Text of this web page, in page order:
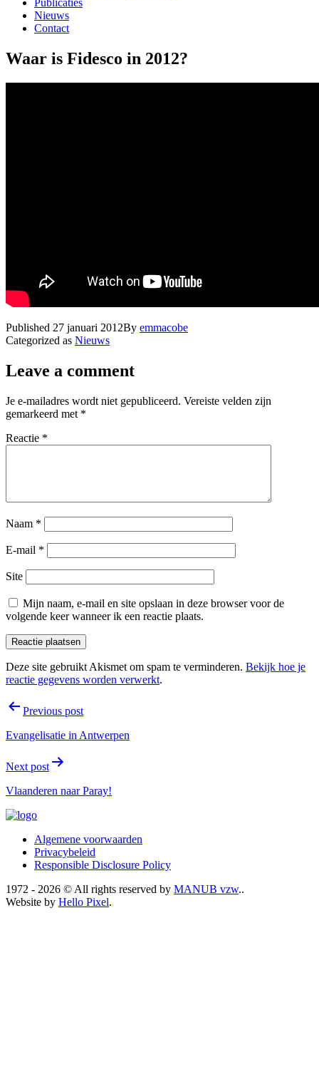
Publicaties
Nieuws
Contact
Waar is Fidesco in 2012?
Published 27 januari 2012By emmacobe
Categorized as Nieuws
Leave a comment
Je e-mailadres wordt niet gepubliceerd. Vereiste velden zijn
gemarkeerd met *
Reactie *
Naam *
E-mail *
Site
Mijn naam, e-mail en site opslaan in deze browser voor de
volgende keer wanneer ik een reactie plaats.
Deze site gebruikt Akismet om spam te verminderen. Bekijk hoe je
reactie gegevens worden verwerkt.
Bericht
Previous post
Evangelisatie in Antwerpen
Next post
Vlaanderen naar Paray!
Algemene voorwaarden
Privacybeleid
Responsible Disclosure Policy
1972 - 2026 © All rights reserved by MANUB vzw..
Website by Hello Pixel.